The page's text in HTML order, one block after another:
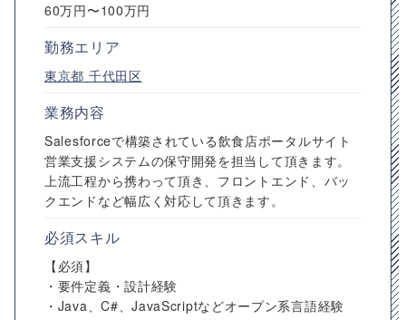
60万円〜100万円
勤務エリア
東京都 千代田区
業務内容
Salesforceで構築されている飲食店ポータルサイト
営業支援システムの保守開発を担当して頂きます。
上流工程から携わって頂き、フロントエンド、バッ
クエンドなど幅広く対応して頂きます。
必須スキル
【必須】
・要件定義・設計経験
・Java、C#、JavaScriptなどオープン系言語経験